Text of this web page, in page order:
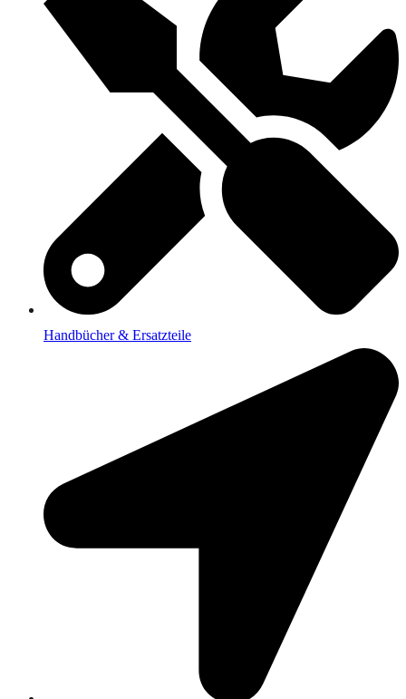
Handbücher & Ersatzteile